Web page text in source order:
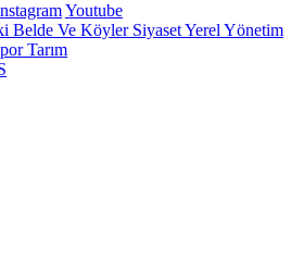
Youtube
Belde Ve KöylerSiyasetYerel Yönetim
Tarım